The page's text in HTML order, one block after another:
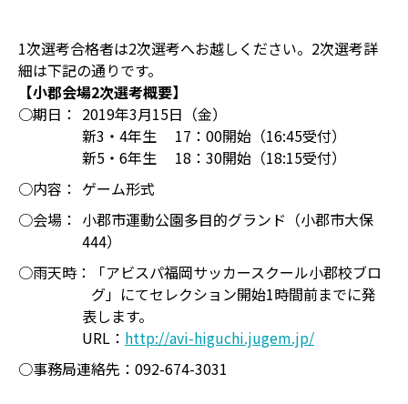
1次選考合格者は2次選考へお越しください。2次選考詳
細は下記の通りです。
【小郡会場2次選考概要】
○期日： 2019年3月15日（金）
新3・4年生 17：00開始（16:45受付）
新5・6年生 18：30開始（18:15受付）
○内容： ゲーム形式
○会場： 小郡市運動公園多目的グランド（小郡市大保
444）
○雨天時：
「アビスパ福岡サッカースクール小郡校ブロ
グ」にてセレクション開始1時間前までに発
表します。
URL： http://avi-higuchi.jugem.jp/
○事務局連絡先： 092-674-3031